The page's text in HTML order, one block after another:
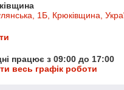
1Б, Крюківщина,
працює з 09:00 до 17:00
весь графік роботи